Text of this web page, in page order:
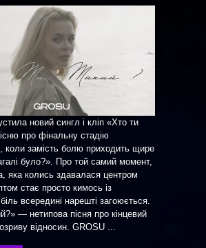
новий сингл і кліп «Хто ти
про фінальну стадію
коли замість болю приходить щире
було?». Про той самий момент,
яка колись здавалася центром
стає просто кимось із
всередині нарешті загоюється.
— нетипова пісня про кінцевий
відносин. GROSU ...